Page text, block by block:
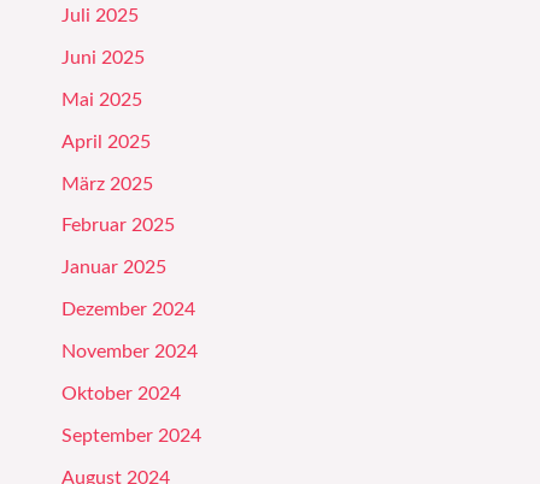
Juli 2025
Juni 2025
Mai 2025
April 2025
März 2025
Februar 2025
Januar 2025
Dezember 2024
November 2024
Oktober 2024
September 2024
August 2024